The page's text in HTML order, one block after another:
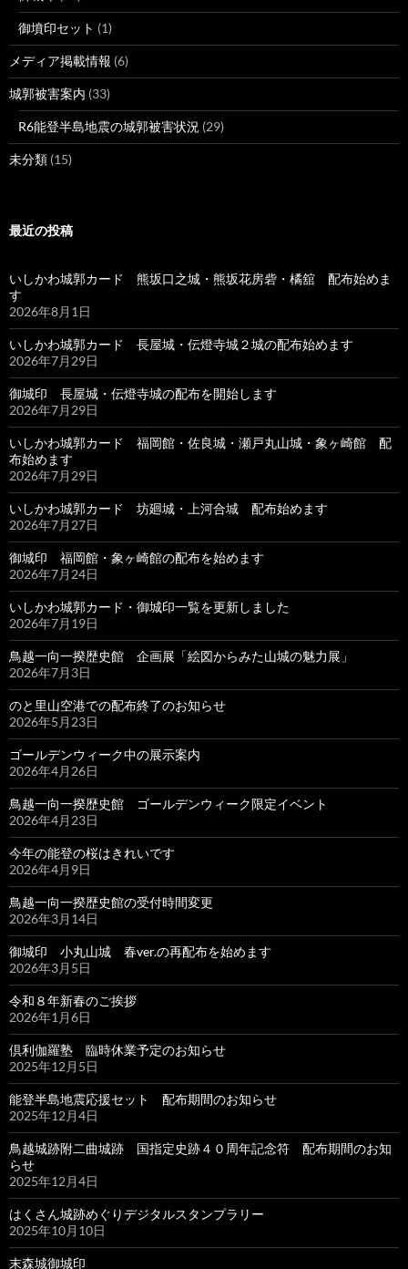
御墳印セット (1)
メディア掲載情報 (6)
城郭被害案内 (33)
R6能登半島地震の城郭被害状況 (29)
未分類 (15)
最近の投稿
いしかわ城郭カード 熊坂口之城・熊坂花房砦・橘舘 配布始めま
す
2026年8月1日
いしかわ城郭カード 長屋城・伝燈寺城２城の配布始めます
2026年7月29日
御城印 長屋城・伝燈寺城の配布を開始します
2026年7月29日
いしかわ城郭カード 福岡館・佐良城・瀬戸丸山城・象ヶ崎館 配
布始めます
2026年7月29日
いしかわ城郭カード 坊廻城・上河合城 配布始めます
2026年7月27日
御城印 福岡館・象ヶ崎館の配布を始めます
2026年7月24日
いしかわ城郭カード・御城印一覧を更新しました
2026年7月19日
鳥越一向一揆歴史館 企画展「絵図からみた山城の魅力展」
2026年7月3日
のと里山空港での配布終了のお知らせ
2026年5月23日
ゴールデンウィーク中の展示案内
2026年4月26日
鳥越一向一揆歴史館 ゴールデンウィーク限定イベント
2026年4月23日
今年の能登の桜はきれいです
2026年4月9日
鳥越一向一揆歴史館の受付時間変更
2026年3月14日
御城印 小丸山城 春ver.の再配布を始めます
2026年3月5日
令和８年新春のご挨拶
2026年1月6日
倶利伽羅塾 臨時休業予定のお知らせ
2025年12月5日
能登半島地震応援セット 配布期間のお知らせ
2025年12月4日
鳥越城跡附二曲城跡 国指定史跡４０周年記念符 配布期間のお知
らせ
2025年12月4日
はくさん城跡めぐりデジタルスタンプラリー
2025年10月10日
末森城御城印